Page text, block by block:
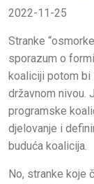
2022-11-25
Stranke
sporazum o
koaliciji potom bi
državnom nivou.
programske
djelovanje i
buduća koalicija.
No, stranke koje